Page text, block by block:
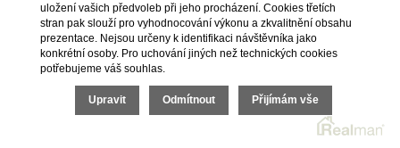
uložení vašich předvoleb při jeho procházení. Cookies třetích
stran pak slouží pro vyhodnocování výkonu a zkvalitnění obsahu
prezentace. Nejsou určeny k identifikaci návštěvníka jako
konkrétní osoby. Pro uchování jiných než technických cookies
potřebujeme váš souhlas.
Upravit Odmítnout Přijímám vše